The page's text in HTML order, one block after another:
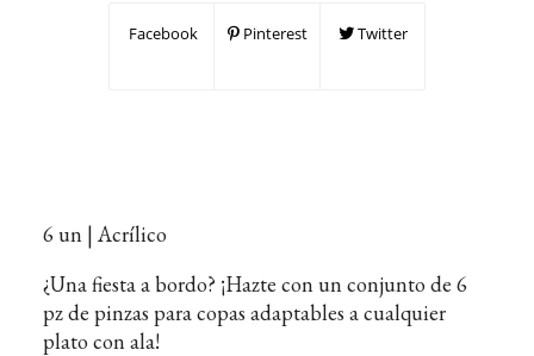
Facebook Pinterest Twitter
6 un | Acrílico
¿Una fiesta a bordo? ¡Hazte con un conjunto de 6
pz de pinzas para copas adaptables a cualquier
plato con ala!